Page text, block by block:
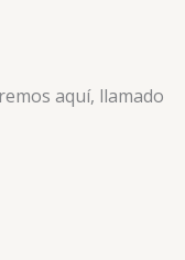
aquí, llamado